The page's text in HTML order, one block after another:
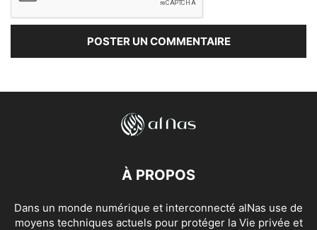
À PROPOS
Dans un monde numérique et interconnecté alNas use de
moyens techniques actuels pour protéger la Vie privée et